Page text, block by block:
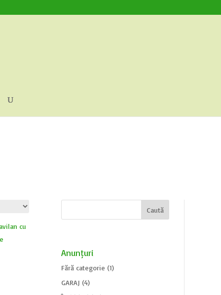
Anunțuri
Fără categorie (1)
GARAJ (4)